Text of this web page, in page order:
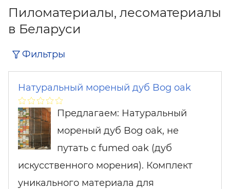
Пиломатериалы, лесоматериалы
в Беларуси
Фильтры
Натуральный мореный дуб Bog oak
Предлагаем: Натуральный
мореный дуб Bog oak, не
путать с fumed oak (дуб
искусственного морения). Комплект
уникального материала для